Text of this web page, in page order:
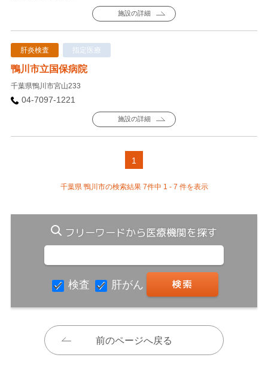
施設の詳細
肝炎検査 指定医療
鴨川市立国保病院
千葉県鴨川市宮山233
04-7097-1221
施設の詳細
1
千葉県 鴨川市の検索結果 7件中 1 - 7 件を表示
フリーワードから医療機関を探す
検査 肝がん
前のページへ戻る